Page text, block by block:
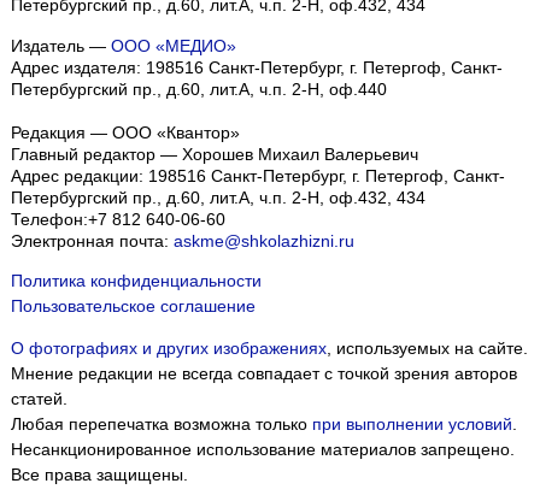
Петербургский пр., д.60, лит.А, ч.п. 2-Н, оф.432, 434
Издатель — ООО «МЕДИО»
Адрес издателя: 198516 Санкт-Петербург, г. Петергоф, Санкт-
Петербургский пр., д.60, лит.А, ч.п. 2-Н, оф.440
Редакция — ООО «Квантор»
Главный редактор — Хорошев Михаил Валерьевич
Адрес редакции: 198516 Санкт-Петербург, г. Петергоф Санкт-
Петербургский пр., д.60, лит.А, ч.п. 2-Н, оф.432, 434
Телефон:+7 812 640-06-60
Электронная почта: askme@shkolazhizni.ru
Политика конфиденциальности
Пользовательское соглашение
О фотографиях и других изображениях, используемых на сайте.
Мнение редакции не всегда совпадает с точкой зрения авторов
статей.
Любая перепечатка возможна только при выполнении условий
Несанкционированное использование материалов запрещено.
Все права защищены.